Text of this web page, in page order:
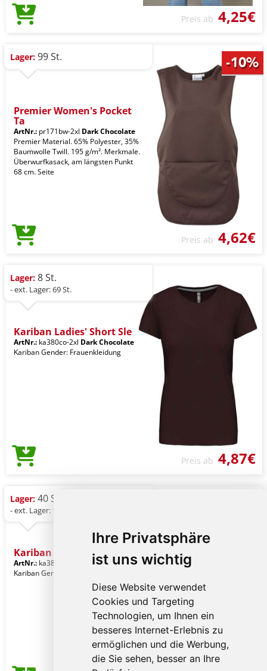
Ihre Privatsphäre
ist uns wichtig
Diese Website verwendet
Cookies und Targeting
Technologien, um Ihnen ein
besseres Internet-Erlebnis zu
ermöglichen und die Werbung,
die Sie sehen, besser an Ihre
Preis ab 4,25€
Lager: 99 St.
Premier Women's Pocket
Ta
ArtNr.: pr171bw-2xl Dark Chocolate
Premier Material. 65% Polyester, 35%
Baumwolle Twill. 195 g/m². Merkmale.
Überwurfkasack, am längsten Punkt
68 cm. Seite
Preis ab 4,62€
Lager: 8 St.
- ext. Lager: 69 St.
Kariban Ladies' Short Sle
ArtNr.: ka380co-2xl Dark Chocolate
Kariban Gender: Frauenkleidung
Preis ab 4,87€
Lager: 40 St.
- ext. Lager: 134 St.
Kariban Ladies' Short Sle
ArtNr.: ka380lsa-2xl
Natural
Kariban Gender: Frauenkleidung